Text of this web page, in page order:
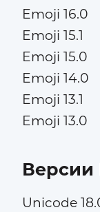
Emoji 16.0
Emoji 15.1
Emoji 15.0
Emoji 14.0
Emoji 13.1
Emoji 13.0
Unicode